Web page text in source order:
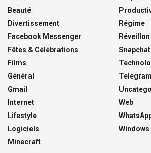
Beauté
Divertissement
Facebook Messenger
Fêtes & Célébrations
Films
Général
Gmail
Internet
Lifestyle
Logiciels
Minecraft
Régime
Réveillon
Snapchat
Telegram
Web
Windows